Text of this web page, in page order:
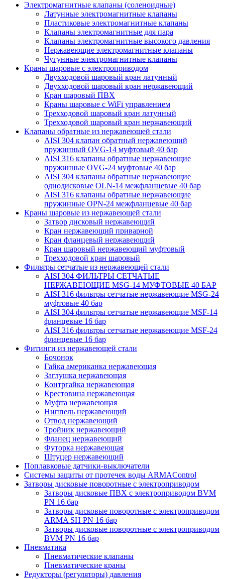
Электромагнитные клапаны (соленоидные)
Латунные электромагнитные клапаны
Пластиковые электромагнитные клапаны
Клапаны электромагнитные для пара
Клапаны электромагнитные высокого давления
Нержавеющие электромагнитные клапаны
Чугунные электромагнитные клапаны
Краны шаровые с электроприводом
Двухходовой шаровый кран латунный
Двухходовой шаровый кран нержавеющий
Кран шаровый ПВХ
Краны шаровые с WiFi управлением
Трехходовой шаровый кран латунный
Трехходовой шаровый кран нержавеющий
Клапаны обратные из нержавеющей стали
AISI 304 клапан обратный нержавеющий
пружинный OVG-14 муфтовый 40 бар
AISI 316 клапаны обратные нержавеющие
пружинные OVG-24 муфтовые 40 бар
AISI 304 клапаны обратные нержавеющие
однодисковые OLN-14 межфланцевые 40 бар
AISI 316 клапаны обратные нержавеющие
пружинные OPN-24 межфланцевые 40 бар
Краны шаровые из нержавеющей стали
Затвор дисковый нержавеющий
Кран нержавеющий приварной
Кран фланцевый нержавеющий
Кран шаровый нержавеющий муфтовый
Трехходовой кран шаровый
Фильтры сетчатые из нержавеющей стали
AISI 304 ФИЛЬТРЫ СЕТЧАТЫЕ
НЕРЖАВЕЮЩИЕ MSG-14 МУФТОВЫЕ 40 БАР
AISI 316 фильтры сетчатые нержавеющие MSG-24
муфтовые 40 бар
AISI 304 фильтры сетчатые нержавеющие MSF-14
фланцевые 16 бар
AISI 316 фильтры сетчатые нержавеющие MSF-24
фланцевые 16 бар
Фитинги из нержавеющей стали
Бочонок
Гайка американка нержавеющая
Заглушка нержавеющая
Контргайка нержавеющая
Крестовина нержавеющая
Муфта нержавеющая
Ниппель нержавеющий
Отвод нержавеющий
Тройник нержавеющий
Фланец нержавеющий
Футорка нержавеющая
Штуцер нержавеющий
Поплавковые датчики-выключатели
Системы защиты от протечек воды ARMAControl
Затворы дисковые поворотные с электроприводом
Затворы дисковые ПВХ с электроприводом BVM
PN 16 бар
Затворы дисковые поворотные с электроприводом
ARMA SH PN 16 бар
Затворы дисковые поворотные с электроприводом
BVM PN 16 бар
Пневматика
Пневматические клапаны
Пневматические краны
Редукторы (регуляторы) давления